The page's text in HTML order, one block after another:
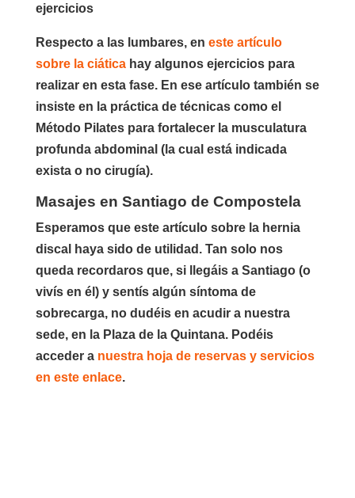
ejercicios
Respecto a las lumbares, en este artículo
sobre la ciáticahay algunos ejercicios para
realizar en esta fase. En ese artículo también se
insiste en la práctica de técnicas como el
Método Pilates para fortalecer la musculatura
profunda abdominal (la cual está indicada
exista o no cirugía).
Masajes en Santiago de Compostela
Esperamos que este artículo sobre la hernia
discal haya sido de utilidad. Tan solo nos
queda recordaros que, si llegáis a Santiago (o
vivís en él) y sentís algún síntoma de
sobrecarga, no dudéis en acudir a nuestra
sede, en la Plaza de la Quintana. Podéis
acceder a nuestra hoja de reservas y servicios
en este enlace.